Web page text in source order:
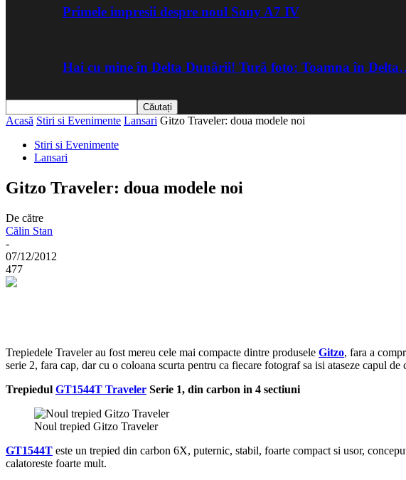
Primele impresii despre noul Sony A7 IV
Hai cu mine în Delta Dunării! Tură foto: Toamna în
Acasă Stiri si Evenimente Lansari Gitzo Traveler: doua modele noi
Stiri si Evenimente
Lansari
Gitzo Traveler: doua modele noi
De către
Călin Stan
-
07/12/2012
477
Trepiedele Traveler au fost mereu cele mai compacte dintre produsele Gitzo, fara a
serie 2, fara cap, dar cu o coloana scurta pentru ca fiecare fotograf sa isi ataseze capul de
Trepiedul GT1544T Traveler Serie 1, din carbon in 4 sectiuni
Noul trepied Gitzo Traveler
GT1544T este un trepied din carbon 6X, puternic, stabil, foarte compact si usor,
calatoreste foarte mult.